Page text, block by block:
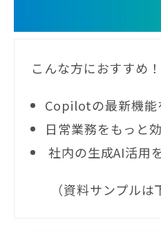
こんな方におすすめ！
Copilotの最新機能
日常業務をもっと
社内の生成AI活用
（資料サンプルは